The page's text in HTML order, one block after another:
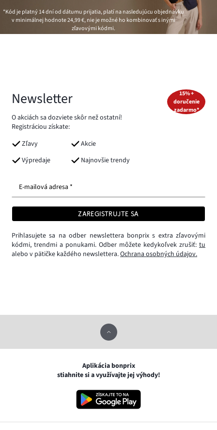
*Kód je platný 14 dní od dátumu prijatia, platí na nasledujúcu objednávku
v minimálnej hodnote24,99 €, nie je možné ho kombinovať s inými
zľavovými kódmi.
Newsletter
O akciách sa dozviete skôr než ostatní!
Registráciou získate:
Zľavy
Akcie
Výpredaje
Najnovšie trendy
15% +
doručenie
zadarmo*
E-mailová adresa *
ZAREGISTRUJTE SA
Prihlasujete sa na odber newslettera bonprix s extra zľavovými
kódmi, trendmi a ponukami. Odber môžete kedykoľvek zrušiť: tu
alebo v pätičke každého newslettera.Ochrana osobných údajov.
Aplikácia bonprix
stiahnite si a využívajte jej výhody!